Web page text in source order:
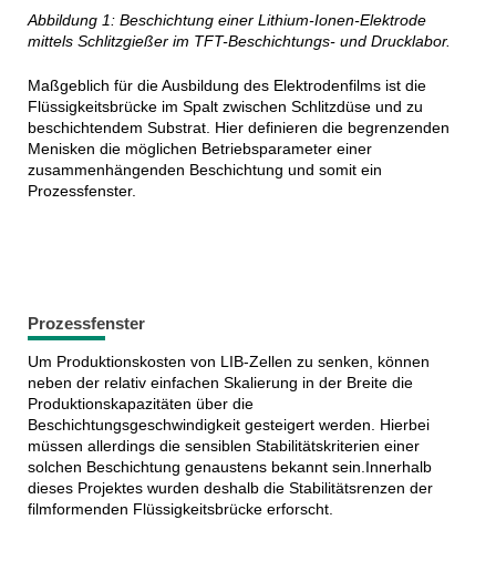
Abbildung 1: Beschichtung einer Lithium-Ionen-Elektrode
mittels Schlitzgießer im TFT-Beschichtungs- und Drucklabor.
Maßgeblich für die Ausbildung des Elektrodenfilms ist die
Flüssigkeitsbrücke im Spalt zwischen Schlitzdüse und zu
beschichtendem Substrat. Hier definieren die begrenzenden
Menisken die möglichen Betriebsparameter einer
zusammenhängenden Beschichtung und somit ein
Prozessfenster.
Prozessfenster
Um Produktionskosten von LIB-Zellen zu senken, können
neben der relativ einfachen Skalierung in der Breite die
Produktionskapazitäten über die
Beschichtungsgeschwindigkeit gesteigert werden. Hierbei
müssen allerdings die sensiblen Stabilitätskriterien einer
solchen Beschichtung genaustens bekannt sein.Innerhalb
dieses Projektes wurden deshalb die Stabilitätsrenzen der
filmformenden Flüssigkeitsbrücke erforscht.